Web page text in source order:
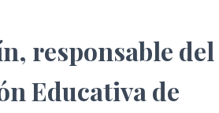
responsable del
Educativa de